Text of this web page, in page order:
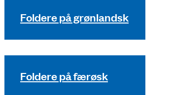
Foldere på grønlandsk
Foldere på færøsk